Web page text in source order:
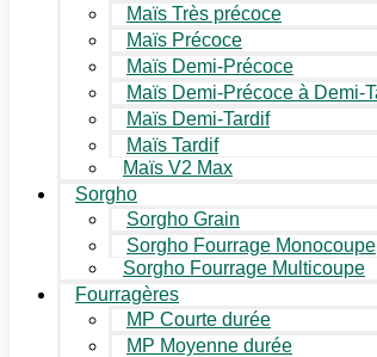
Maïs Très précoce
Maïs Précoce
Maïs Demi-Précoce
Maïs Demi-Précoce à Demi-
Maïs Demi-Tardif
Maïs Tardif
Maïs V2 Max
Sorgho
Sorgho Grain
Sorgho Fourrage Monocoupe
Sorgho Fourrage Multicoupe
Fourragères
MP Courte durée
MP Moyenne durée